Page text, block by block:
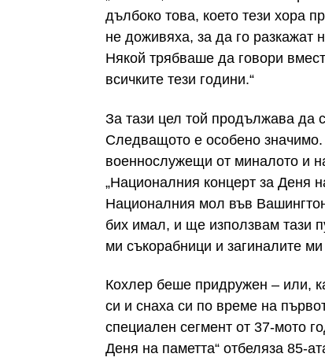
дълбоко това, което тези хора
не доживяха, за да го разкажат
Някой трябваше да говори
всичките тези години.“
За тази цел той продължава да
Следващото е особено
военнослужещи от миналото и
„Националния концерт за Деня
Националния мол във
бих имал, и ще използвам тази
ми съкорабници и загиналите
Кохлер беше придружен – или,
си и снаха си по време на
специален сегмент от 37-мото
Деня на паметта“ отбеляза 85-